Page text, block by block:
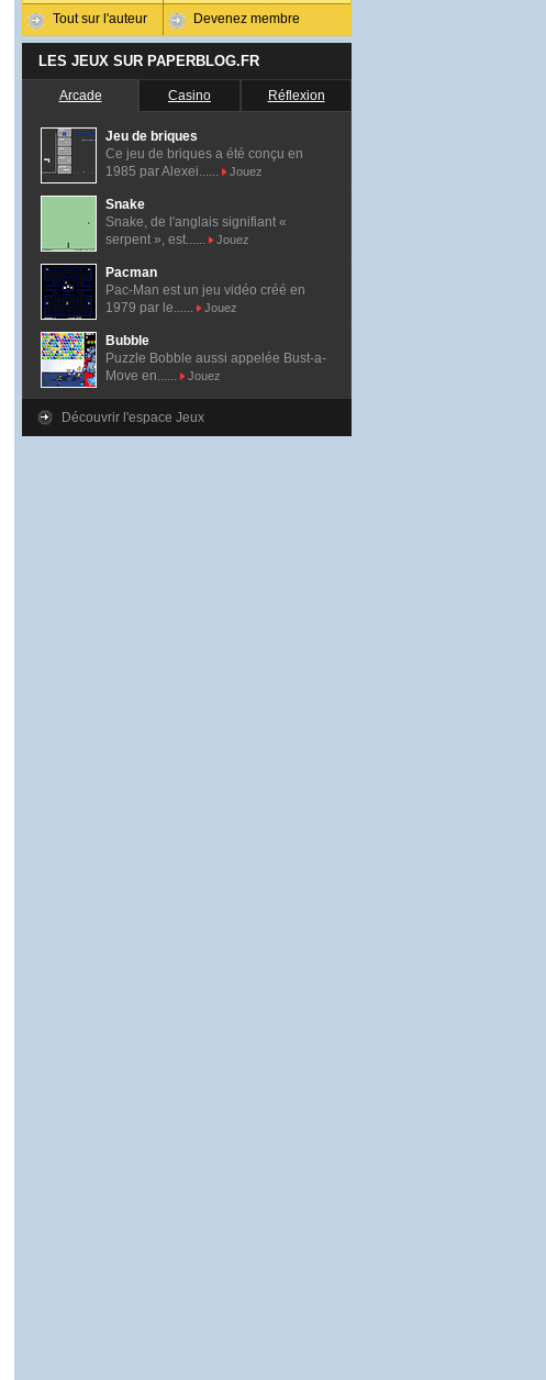
Tout sur l'auteur Devenez membre
LES JEUX SUR PAPERBLOG.FR
Arcade Casino Réflexion
Jeu de briques
Ce jeu de briques a été conçu en
1985 par Alexei......
Jouez
Snake
Snake, de l'anglais signifiant «
serpent », est......
Jouez
Pacman
Pac-Man est un jeu vidéo créé en
1979 par le......
Jouez
Bubble
Puzzle Bobble aussi appelée Bust-a-
Move en......
Jouez
Découvrir l'espace Jeux